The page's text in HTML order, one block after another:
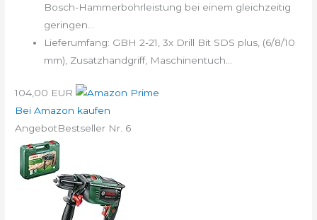
Bosch-Hammerbohrleistung bei einem gleichzeitig
geringen...
Lieferumfang: GBH 2-21, 3x Drill Bit SDS plus, (6/8/10
mm), Zusatzhandgriff, Maschinentuch...
104,00 EUR
Bei Amazon kaufen
AngebotBestseller Nr. 6